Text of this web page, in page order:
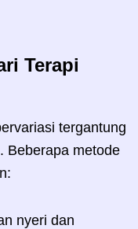
Terapi
tergantung
Beberapa metode
nyeri dan